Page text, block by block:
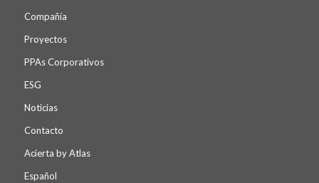
Compañía
Proyectos
PPAsCorporativos
ESG
Noticias
Contacto
Acierta by Atlas
Español